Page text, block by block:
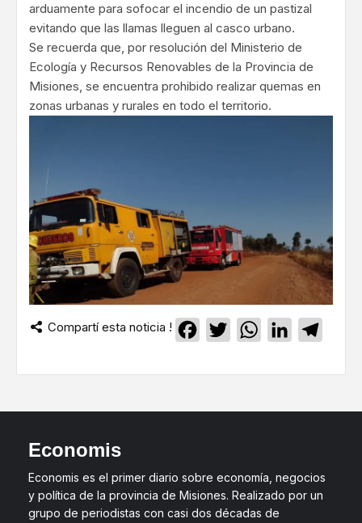
arduamente para sofocar el incendio de un pastizal
evitando que las llamas lleguen al casco urbano.
Se recuerda que, por resolución del Ministerio de
Ecología y Recursos Renovables de la Provincia de
Misiones, se encuentra prohibido realizar quemas en
zonas urbanas y rurales en todo el territorio.
Compartí esta noticia ! Facebook
TwitterWhatsApp
LinkedIn
Economis
Economis es el primer diario sobre economía, negocios
y política de la provincia de Misiones. Realizado por un
grupo de periodistas con casi dos décadas de